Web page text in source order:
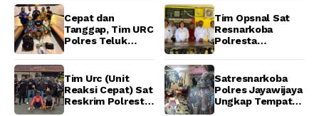
URC Resmob
Jatanras Polda
Papua Barat
Wamena
Cepat dan
Tanggap, Tim URC
Polres Teluk
Pelaku Pencurian
di SMA
Sanawesen
Tim Opsnal Sat
Resnarkoba
Polresta
Kasus Tindak
Pidana Narkotika
Golongan I Jenis
Shabu di SP 4
Tim Urc (Unit
Reaksi Cepat) Sat
Reskrim Polresta
Satresnarkoba
Polres Jayawijaya
Ungkap Tempat